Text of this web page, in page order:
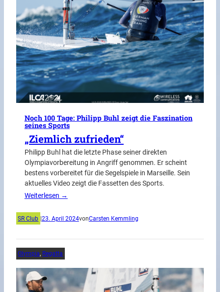
Noch 100 Tage: Philipp Buhl zeigt die Faszination
seines Sports
„Ziemlich zufrieden“
Philipp Buhl hat die letzte Phase seiner direkten
Olympiavorbereitung in Angriff genommen. Er scheint
bestens vorbereitet für die Segelspiele in Marseille. Sein
aktuelles Video zeigt die Fassetten des Sports.
Weiterlesen →
SR Club |23. April 2024vonCarsten Kemmling
Olympia, Regatta